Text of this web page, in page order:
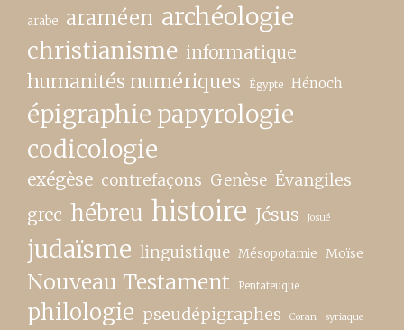
arabe araméen archéologie
christianisme informatique
humanités numériques Égypte Hénoch
épigraphie papyrologie
codicologie
exégèse contrefaçons Genèse Évangiles
grec hébreu histoire Jésus Josué
judaïsme linguistique Mésopotamie Moïse
Nouveau Testament Pentateuque
philologie pseudépigraphes Coran syriaque